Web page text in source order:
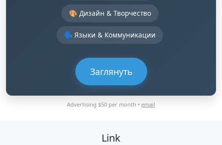
🎨 Дизайн & Творчество
🗣️ Языки & Коммуникации
Заглянуть
Advertising $50 per month • email
Link